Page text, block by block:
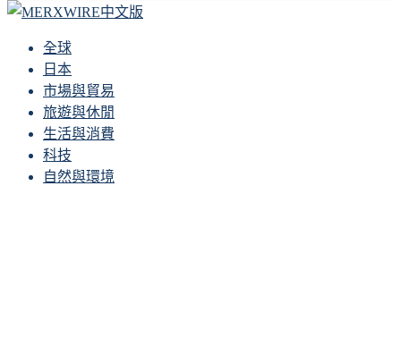
全球
日本
市場與貿易
旅遊與休閒
生活與消費
科技
自然與環境